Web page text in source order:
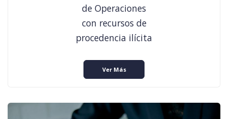
de Operaciones
con recursos de
procedencia ilícita
Ver Más